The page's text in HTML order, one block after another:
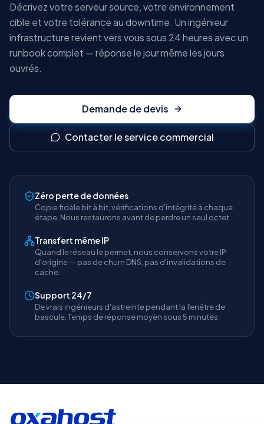
Décrivez votre serveur source, votre environnement
cible et votre tolérance au downtime. Un ingénieur
infrastructure revient vers vous sous 24 heures avec un
runbook complet — réponse le jour même les jours
ouvrés.
Demande de devis
Contacter le service commercial
Zéro perte de données
Copie fidèle bit à bit, vérifications d'intégrité à chaque
étape. Nous restaurons avant de perdre un seul octet.
Transfert même IP
Quand le réseau le permet, nous conservons votre IP
d'origine — pas de churn DNS, pas d'invalidations de
cache.
Support 24/7
De vrais ingénieurs d'astreinte pendant la fenêtre de
bascule. Temps de réponse moyen sous 5 minutes.